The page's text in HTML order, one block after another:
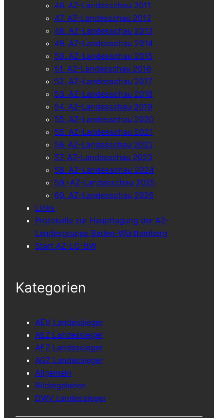
46. AZ-Landesschau 2011
47. AZ-Landesschau 2012
48. AZ-Landesschau 2013
49. AZ-Landesschau 2014
50. AZ-Landesschau 2015
51. AZ-Landesschau 2016
52. AZ-Landesschau 2017
53. AZ-Landesschau 2018
54. AZ-Landesschau 2019
55. AZ-Landesschau 2020
55. AZ-Landesschau 2021
56. AZ-Landesschau 2022
57. AZ-Landesschau 2023
58. AZ-Landesschau 2024
59.-AZ-Landesschau 2025
60. AZ-Landesschau 2026
Links
Protokolle zur Haupttagung der AZ-
Landesgruppe Baden-Württemberg
Start AZ-LG-BW
Kategorien
AEV Landessieger
AEZ Landessieger
AFZ Landessieger
AGZ Landessieger
Allgemein
Bildergalerien
DWV Landessieger